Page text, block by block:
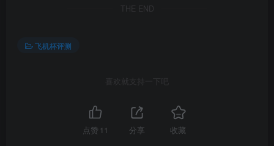
THE END
飞机杯评测
喜欢就支持一下吧
点赞 11 分享 收藏